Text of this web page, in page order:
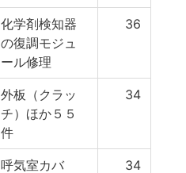
化学剤検知器
の復調モジュ
ール修理
36
外板（クラッ
チ）ほか５５
件
34
呼気室カバ
34